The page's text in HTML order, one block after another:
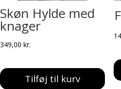
Skøn Hylde med
knager
349,00 kr.
Tilføj til kurv